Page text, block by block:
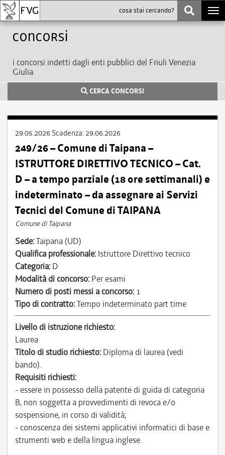
Concorsi
i concorsi indetti dagli enti pubblici del Friuli Venezia
Giulia
CERCA CONCORSI
29.05.2026 Scadenza: 29.06.2026
249/26 – Comune di Taipana –
ISTRUTTORE DIRETTIVO TECNICO – Cat.
D – a tempo parziale (18 ore settimanali) e
indeterminato – da assegnare ai Servizi
Tecnici del Comune di TAIPANA
Comune di Taipana
Sede:Taipana (UD)
Qualifica professionale: Istruttore Direttivo tecnico
Categoria: D
Modalità di concorso: Per esami
Numero di posti messi a concorso: 1
Tipo di contratto:Tempo indeterminato part time
Livello di istruzione richiesto:
Laurea
Titolo di studio richiesto: Diploma di laurea (vedi
bando).
Requisiti richiesti:
- essere in possesso della patente di guida di categoria
B, non soggetta a provvedimenti di revoca e/o
sospensione, in corso di validità;
- conoscenza dei sistemi applicativi informatici di base e
strumenti web e della lingua inglese.